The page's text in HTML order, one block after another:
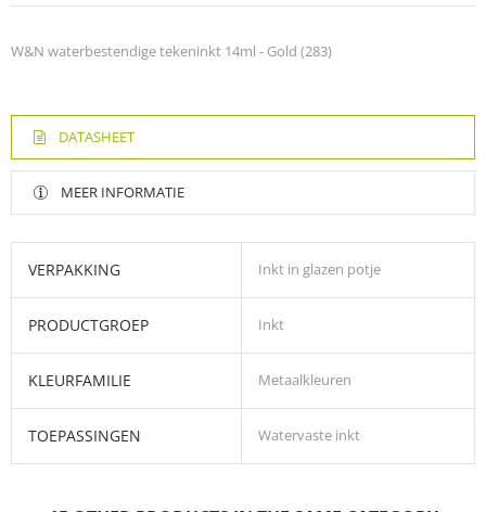
W&N waterbestendige tekeninkt 14ml - Gold (283)
DATASHEET
MEER INFORMATIE
VERPAKKING Inkt in glazen potje
PRODUCTGROEP Inkt
KLEURFAMILIE Metaalkleuren
TOEPASSINGEN Watervaste inkt